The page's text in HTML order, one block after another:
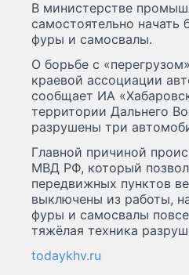
В министерстве
самостоятельно
фуры и самосвалы.
О борьбе с
краевой ассоциации
сообщает ИА
территории Дальнего
разрушены три
Главной причиной
МВД РФ, который
передвижных пунктов
выключены из работы,
фуры и самосвалы
тяжёлая техника
todaykhv.ru